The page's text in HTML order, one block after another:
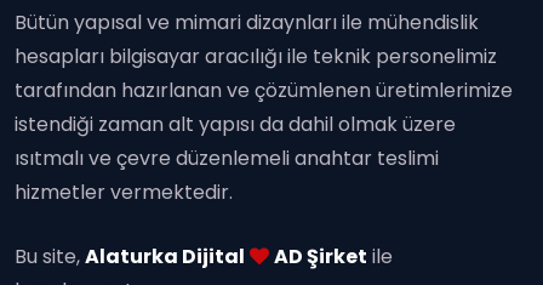
Bütün yapısal ve mimari dizaynları ile mühendislik
hesapları bilgisayar aracılığı ile teknik personelimiz
tarafından hazırlanan ve çözümlenen üretimlerimize
istendiği zaman alt yapısı da dahil olmak üzere
ısıtmalı ve çevre düzenlemeli anahtar teslimi
hizmetler vermektedir.
Bu site,Alaturka Dijital AD Şirket ile